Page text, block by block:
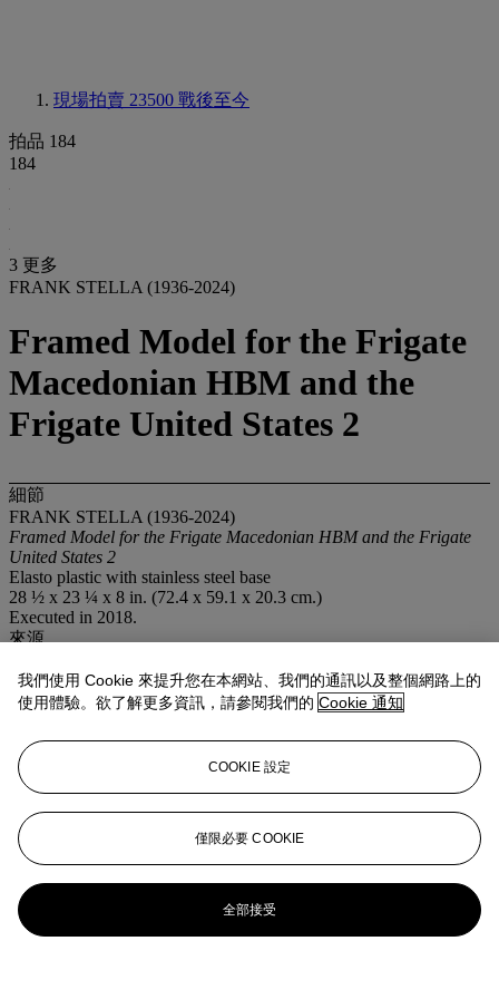
現場拍賣 23500 戰後至今
拍品 184
184
3 更多
FRANK STELLA (1936-2024)
Framed Model for the Frigate
Macedonian HBM and the
Frigate United States 2
細節
FRANK STELLA (1936-2024)
Framed Model for the Frigate Macedonian HBM and the Frigate
United States 2
Elasto plastic with stainless steel base
28 ½ x 23 ¼ x 8 in. (72.4 x 59.1 x 20.3 cm.)
Executed in 2018.
來源
Acquired from the above by the present owner
展覽
August 2020.
登入
瀏覽狀況報告
更多來自 戰後至今
我們使用 Cookie 來提升您在本網站、我們的通訊以及整個網路上的
使用體驗。欲了解更多資訊，請參閱我們的 Cookie 通知
COOKIE 設定
僅限必要 COOKIE
全部接受